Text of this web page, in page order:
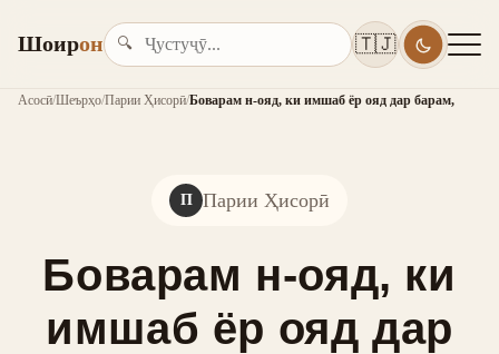
Шоирон 🔍 🇹🇯
Асосӣ/Шеърҳо/Парии Ҳисорӣ/Боварам н-ояд, ки имшаб ёр ояд дар барам,
П Парии Ҳисорӣ
Боварам н-ояд, ки
имшаб ёр ояд дар